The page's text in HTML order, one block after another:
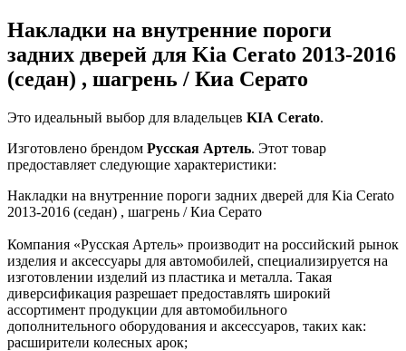
Накладки на внутренние пороги
задних дверей для Kia Cerato 2013-2016
(седан) , шагрень / Киа Серато
Это идеальный выбор для владельцев KIA Cerato.
Изготовлено брендом Русская Артель. Этот товар
предоставляет следующие характеристики:
Накладки на внутренние пороги задних дверей для Kia Cerato
2013-2016 (седан) , шагрень / Киа Серато
Компания «Русская Артель» производит на российский рынок
изделия и аксессуары для автомобилей, специализируется на
изготовлении изделий из пластика и металла. Такая
диверсификация разрешает предоставлять широкий
ассортимент продукции для автомобильного
дополнительного оборудования и аксессуаров, таких как:
расширители колесных арок;